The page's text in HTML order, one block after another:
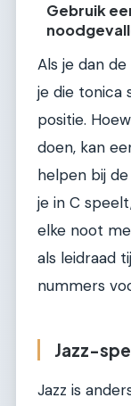
Gebruik
Als je dan
je die tonica
positie.
doen, kan
helpen bij
je in C
elke noot
als leidraad
nummers
Jazz-
Jazz is